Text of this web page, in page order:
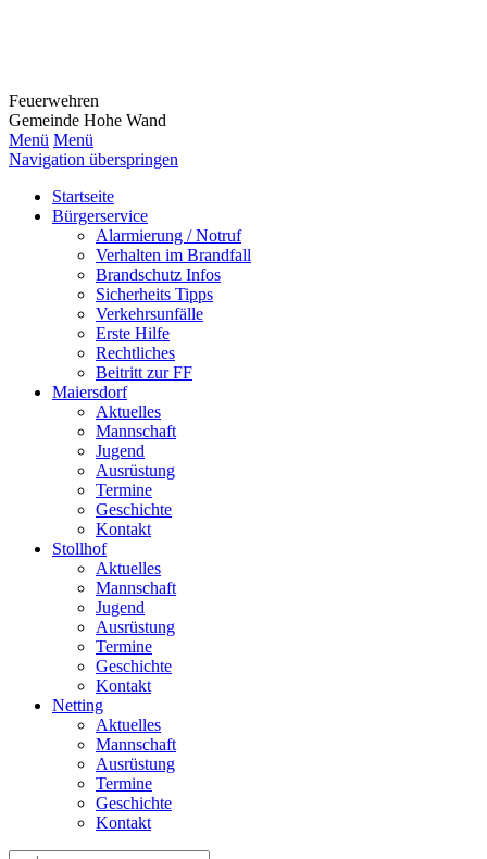
Feuerwehren
Gemeinde Hohe Wand
Menü Menü
Navigation überspringen
Startseite
Bürgerservice
Alarmierung / Notruf
Verhalten im Brandfall
Brandschutz Infos
Sicherheits Tipps
Verkehrsunfälle
Erste Hilfe
Rechtliches
Beitritt zur FF
Maiersdorf
Aktuelles
Mannschaft
Jugend
Ausrüstung
Termine
Geschichte
Kontakt
Stollhof
Aktuelles
Mannschaft
Jugend
Ausrüstung
Termine
Geschichte
Kontakt
Netting
Aktuelles
Mannschaft
Ausrüstung
Termine
Geschichte
Kontakt